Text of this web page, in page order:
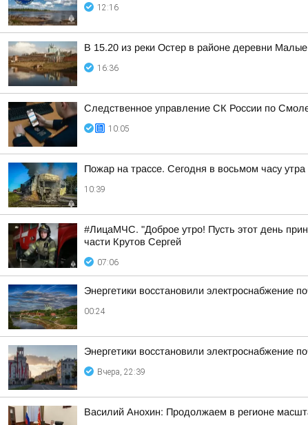
12:16
В 15.20 из реки Остер в районе деревни
16:36
Следственное управление СК России по
10:05
Пожар на трассе. Сегодня в восьмом часу
10:39
#ЛицаМЧС. "Доброе утро! Пусть этот день
части Крутов Сергей
07:06
Энергетики восстановили электроснабжение
00:24
Энергетики восстановили электроснабжение
Вчера, 22:39
Василий Анохин: Продолжаем в регионе